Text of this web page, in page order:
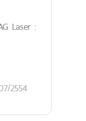
Laser :
2554